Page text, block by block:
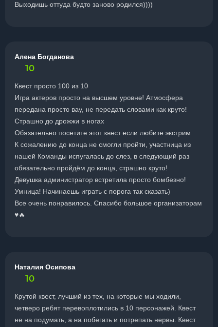
Выходишь оттуда будто заново родился))))
Алена Богданова
10
Квест просто 100 из 10
Игра актеров просто на высшем уровне! Атмосфера
передана просто вау, не передать словами как круто!
Страшно до дрожжи в ногах
Обязательно посетите этот квест если любите экстрим
К сожалению до конца не смогли пройти, участница из
нашей Команды испугалась до слез, в следующий раз
обязательно пройдём до конца, страшно круто!
Девушка администратор встретила просто бомбезно!
Умница! Начинаешь играть с порога так сказать)
Все очень понравилось. Спасибо большое организаторам
♥️🔥
Наталия Осипова
10
Крутой квест, лучший из тех, на которые мы ходили,
четверо ребят перевоплотились в 10 персонажей. Квест
не на подумать, а на побегать и потрепать нервы. Квест